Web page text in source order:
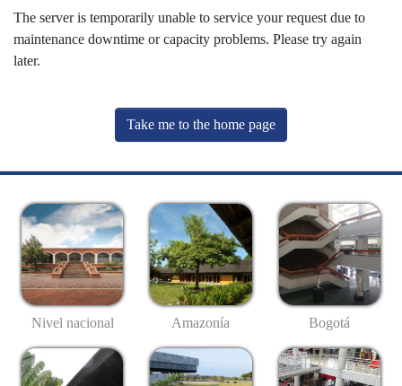
The server is temporarily unable to service your request due to
maintenance downtime or capacity problems. Please try again
later.
Take me to the home page
Nivel nacional Amazonía Bogotá